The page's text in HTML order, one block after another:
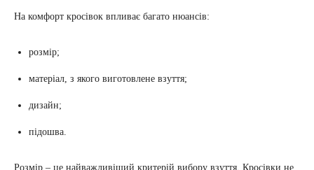
На комфорт кросівок впливає багато нюансів:
розмір;
матеріал, з якого виготовлене взуття;
дизайн;
підошва.
Розмір – це найважливіший критерій вибору взуття. Кросівки не